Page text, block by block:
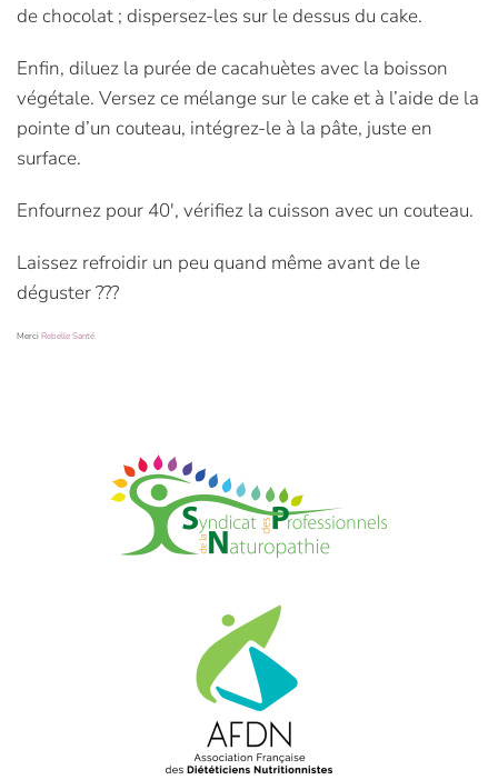
de chocolat ; dispersez-les sur le dessus du cake.
Enfin, diluez la purée de cacahuètes avec la boisson
végétale. Versez ce mélange sur le cake et à l’aide de la
pointe d’un couteau, intégrez-le à la pâte, juste en
surface.
Enfournez pour 40′, vérifiez la cuisson avec un couteau.
Laissez refroidir un peu quand même avant de le
déguster ???
MerciRebelle Santé